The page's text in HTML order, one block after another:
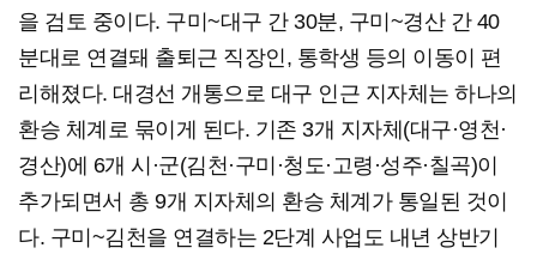
을 검토 중이다. 구미~대구 간 30분, 구미~경산 간 40
분대로 연결돼 출퇴근 직장인, 통학생 등의 이동이 편
리해졌다. 대경선 개통으로 대구 인근 지자체는 하나의
환승 체계로 묶이게 된다. 기존 3개 지자체(대구·영천·
경산)에 6개 시·군(김천·구미·청도·고령·성주·칠곡)이
추가되면서 총 9개 지자체의 환승 체계가 통일된 것이
다. 구미~김천을 연결하는 2단계 사업도 내년 상반기